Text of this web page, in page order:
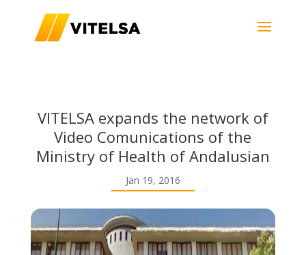
VITELSA expands the network of
Video Comunications of the
Ministry of Health of Andalusian
Jan 19, 2016